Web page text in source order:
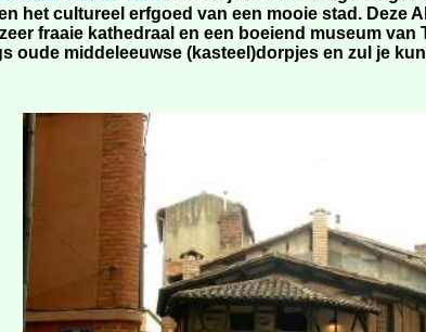
het cultureel erfgoed van een mooie stad. Deze
fraaie kathedraal en een boeiend museum van
oude middeleeuwse (kasteel)dorpjes en zul je